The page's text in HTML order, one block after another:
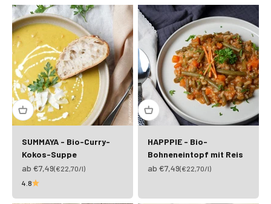
SUMMAYA - Bio-Curry-
Kokos-Suppe
Angebot
ab €7,49(€22,70/l)
4.8
HAPPPIE - Bio-
Bohneneintopf mit Reis
Angebot
ab €7,49(€22,70/l)